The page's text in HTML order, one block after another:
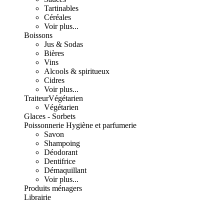
Tartinables
Céréales
Voir plus...
Boissons
Jus & Sodas
Bières
Vins
Alcools & spiritueux
Cidres
Voir plus...
TraiteurVégétarien
Végétarien
Glaces - Sorbets
Poissonnerie Hygiène et parfumerie
Savon
Shampoing
Déodorant
Dentifrice
Démaquillant
Voir plus...
Produits ménagers
Librairie